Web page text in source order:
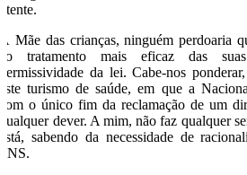
utente.
À Mãe das crianças, ninguém perdoaria
ao tratamento mais eficaz das
permissividade da lei. Cabe-nos
este turismo de saúde, em que a
com o único fim da reclamação de um
qualquer dever. A mim, não faz qualquer
está, sabendo da necessidade de
SNS.